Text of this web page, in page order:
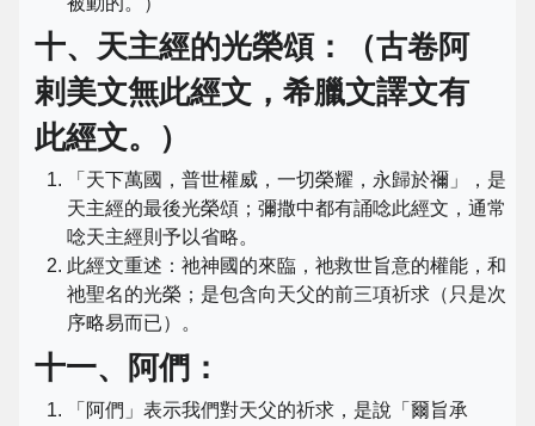
十、天主經的光榮頌：（古卷阿
剌美文無此經文，希臘文譯文有
此經文。）
「天下萬國，普世權威，一切榮耀，永歸於禰」，是
天主經的最後光榮頌；彌撒中都有誦唸此經文，通常
唸天主經則予以省略。
此經文重述：祂神國的來臨，祂救世旨意的權能，和
祂聖名的光榮；是包含向天父的前三項祈求（只是次
序略易而已）。
十一、阿們：
「阿們」表示我們對天父的祈求，是說「爾旨承